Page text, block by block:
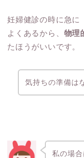
妊婦健診の時に急に
よくあるから、 物理
たほうがいいです。
気持ちの準備は
私の場